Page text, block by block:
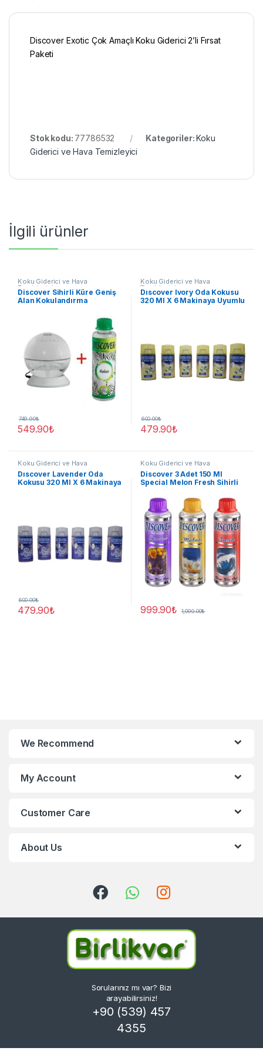
Discover Exotic Çok Amaçlı Koku Giderici 2’li Fırsat
Paketi
Stok kodu: 77786532 Kategoriler:Koku
Giderici ve Hava Temizleyici
İlgili ürünler
Koku Giderici ve Hava
Temizleyici
Discover Sihirli Küre Geniş
Alan Kokulandırma
549.90₺
749.90₺
Koku Giderici ve Hava
Temizleyici
Dıscover Ivory Oda Kokusu
320 Ml X 6 Makinaya Uyumlu
479.90₺
600.00₺
Koku Giderici ve Hava
Temizleyici
Dıscover Lavender Oda
Kokusu 320 Ml X 6 Makinaya
479.90₺
600.00₺
Koku Giderici ve Hava
Temizleyici
Discover 3 Adet 150 Ml
Special Melon Fresh Sihirli
999.90₺ 1,090.00₺
We Recommend
My Account
Customer Care
About Us
Sorularınız mı var? Bizi
arayabilirsiniz!
+90 (539) 457
4355